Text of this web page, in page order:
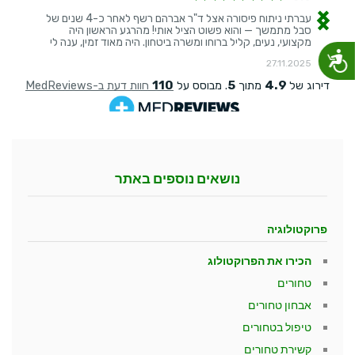
נגישות
נושאים נוספים באתר
פרוקטולוגיה
הכירו את הפרוקטולוג
טחורים
אבחון טחורים
טיפול בטחורים
קשירת טחורים